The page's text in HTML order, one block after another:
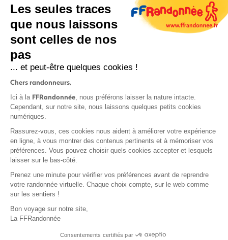
Protection des données
Politique de confidentialité
Base documentaire
Les seules traces
que nous laissons
sont celles de nos
pas
... et peut-être quelques cookies !
Chers randonneurs,
Ici à la FFRandonnée, nous préférons laisser la nature intacte.
Cependant, sur notre site, nous laissons quelques petits cookies
numériques.
Rassurez-vous, ces cookies nous aident à améliorer votre expérience
en ligne, à vous montrer des contenus pertinents et à mémoriser vos
préférences. Vous pouvez choisir quels cookies accepter et lesquels
laisser sur le bas-côté.
Prenez une minute pour vérifier vos préférences avant de reprendre
votre randonnée virtuelle. Chaque choix compte, sur le web comme
sur les sentiers !
Bon voyage sur notre site,
La FFRandonnée
Consentements certifiés par